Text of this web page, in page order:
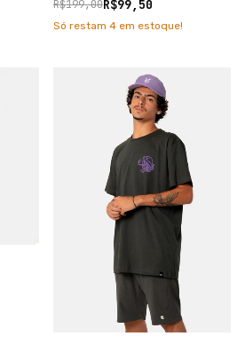
R$99,50
R$199,00
Só restam 4 em estoque!